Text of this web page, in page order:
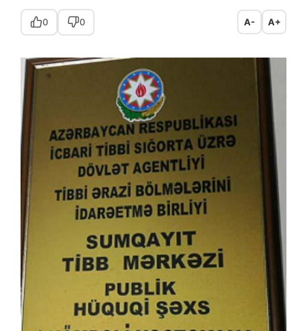
0 0 A- A+